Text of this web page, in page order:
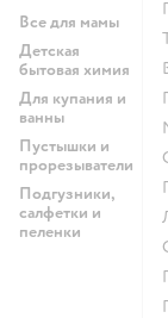
Все для мамы
Детская
бытовая химия
Для купания и
ванны
Пустышки и
прорезыватели
Подгузники,
салфетки и
пеленки